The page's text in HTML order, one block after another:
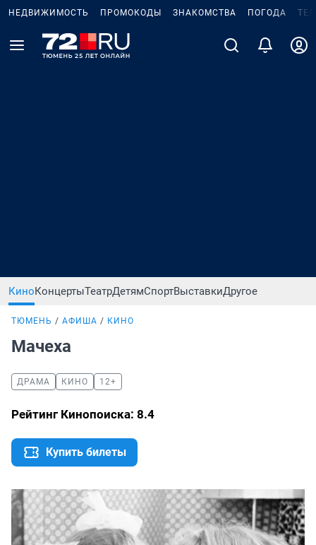
НЕДВИЖИМОСТЬ ПРОМОКОДЫ ЗНАКОМСТВА ПОГОДА
КиноКонцертыТеатрДетямСпортВыставкиДругое
ТЮМЕНЬ АФИША КИНО
Мачеха
ДРАМА КИНО 12+
Рейтинг Кинопоиска: 8.4
Купить билеты